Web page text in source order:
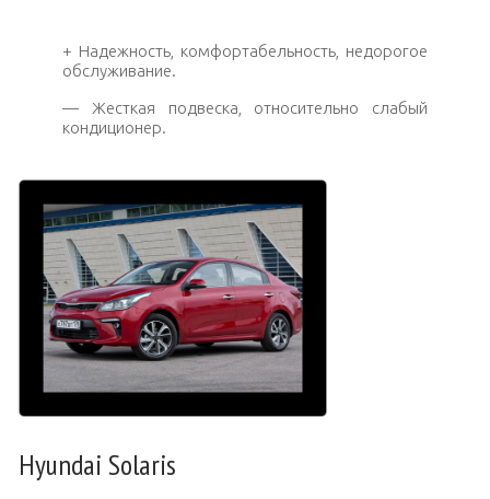
+ Надежность, комфортабельность, недорогое
обслуживание.
— Жесткая подвеска, относительно слабый
кондиционер.
Hyundai Solaris